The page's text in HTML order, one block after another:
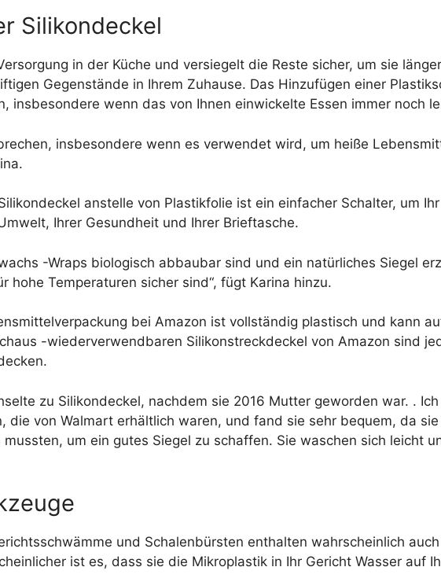
Silikondeckel
in der Küche und versiegelt die Reste sicher, um sie
Gegenstände in Ihrem Zuhause. Das Hinzufügen einer
insbesondere wenn das von Ihnen einwickelte Essen immer noch
insbesondere wenn es verwendet wird, um heiße
anstelle von Plastikfolie ist ein einfacher Schalter, um
Ihrer Gesundheit und Ihrer Brieftasche.
-Wraps biologisch abbaubar sind und ein natürliches Siegel
Temperaturen sicher sind“, fügt Karina hinzu.
bei Amazon ist vollständig plastisch und kann
-wiederverwendbaren Silikonstreckdeckel von Amazon sind
zu Silikondeckel, nachdem sie 2016 Mutter geworden war. .
die von Walmart erhältlich waren, und fand sie sehr bequem, da
um ein gutes Siegel zu schaffen. Sie waschen sich leicht
und Schalenbürsten enthalten wahrscheinlich
ist es, dass sie die Mikroplastik in Ihr Gericht Wasser auf